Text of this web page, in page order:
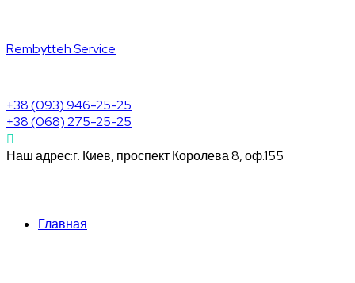
Rembytteh Service
+38 (093) 946-25-25
+38 (068) 275-25-25
Наш адрес:г. Киев, проспект Королева 8, оф.155
Главная